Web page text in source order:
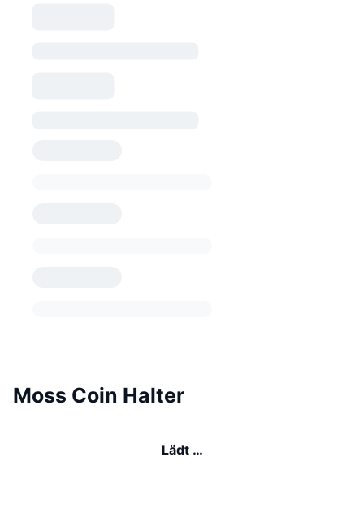
Moss Coin Halter
Lädt …